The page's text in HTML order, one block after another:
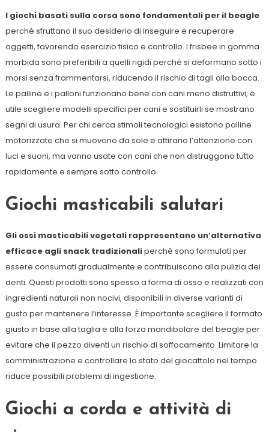
I giochi basati sulla corsa sono fondamentali per il beagle
perché sfruttano il suo desiderio di inseguire e recuperare
oggetti, favorendo esercizio fisico e controllo. I frisbee in gomma
morbida sono preferibili a quelli rigidi perché si deformano sotto i
morsi senza frammentarsi, riducendo il rischio di tagli alla bocca.
Le palline e i palloni funzionano bene con cani meno distruttivi; è
utile scegliere modelli specifici per cani e sostituirli se mostrano
segni di usura. Per chi cerca stimoli tecnologici esistono palline
motorizzate che si muovono da sole e attirano l’attenzione con
luci e suoni, ma vanno usate con cani che non distruggono tutto
rapidamente e sempre sotto controllo.
Giochi masticabili salutari
Gli ossi masticabili vegetali rappresentano un’alternativa
efficace agli snack tradizionaliperché sono formulati per
essere consumati gradualmente e contribuiscono alla pulizia dei
denti. Questi prodotti sono spesso a forma di osso e realizzati con
ingredienti naturali non nocivi, disponibili in diverse varianti di
gusto per mantenere l’interesse. È importante scegliere il formato
giusto in base alla taglia e alla forza mandibolare del beagle per
evitare che il pezzo diventi un rischio di soffocamento. Limitare la
somministrazione e controllare lo stato del giocattolo nel tempo
riduce possibili problemi di ingestione.
Giochi a corda e attività di